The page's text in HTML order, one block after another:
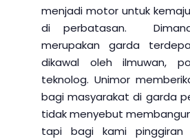
menjadi motor untuk
di perbatasan.
merupakan garda
dikawal oleh ilmuwan,
teknolog. Unimor
bagi masyarakat di garda
tidak menyebut
tapi bagi kami pinggiran